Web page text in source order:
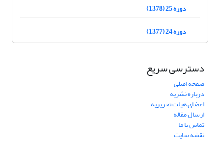
دوره 25 (1378)
دوره 24 (1377)
دسترسی سریع
صفحه اصلی
درباره نشریه
اعضای هیات تحریریه
ارسال مقاله
تماس با ما
نقشه سایت